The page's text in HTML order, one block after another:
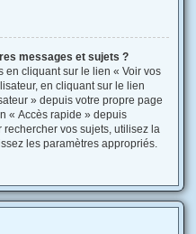
messages et sujets ?
en cliquant sur le lien « Voir vos
en cliquant sur le lien
» depuis votre propre page
« Accès rapide » depuis
rechercher vos sujets, utilisez la
les paramètres appropriés.